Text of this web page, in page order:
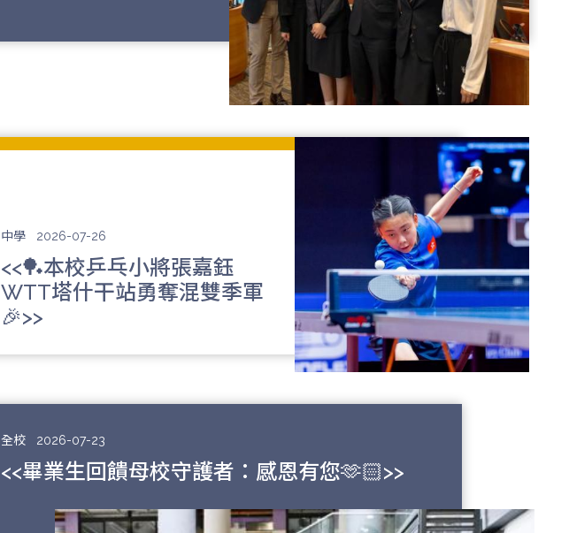
中學 2026-07-26
<<🏓本校乒乓小將張嘉鈺
WTT塔什干站勇奪混雙季軍
🎉>>
全校 2026-07-23
<<畢業生回饋母校守護者：感恩有您🫶🏻>>